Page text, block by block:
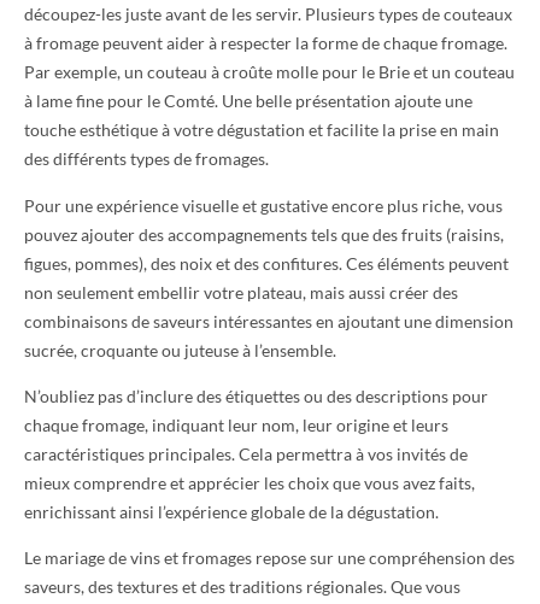
découpez-les juste avant de les servir. Plusieurs types de couteaux
à fromage peuvent aider à respecter la forme de chaque fromage.
Par exemple, un couteau à croûte molle pour le Brie et un couteau
à lame fine pour le Comté. Une belle présentation ajoute une
touche esthétique à votre dégustation et facilite la prise en main
des différents types de fromages.
Pour une expérience visuelle et gustative encore plus riche, vous
pouvez ajouter des accompagnements tels que des fruits (raisins,
figues, pommes), des noix et des confitures. Ces éléments peuvent
non seulement embellir votre plateau, mais aussi créer des
combinaisons de saveurs intéressantes en ajoutant une dimension
sucrée, croquante ou juteuse à l’ensemble.
N’oubliez pas d’inclure des étiquettes ou des descriptions pour
chaque fromage, indiquant leur nom, leur origine et leurs
caractéristiques principales. Cela permettra à vos invités de
mieux comprendre et apprécier les choix que vous avez faits,
enrichissant ainsi l’expérience globale de la dégustation.
Le mariage de vins et fromages repose sur une compréhension des
saveurs, des textures et des traditions régionales. Que vous